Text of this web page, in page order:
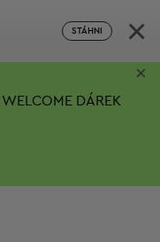
STÁHNI ×
WELCOME DÁREK
×